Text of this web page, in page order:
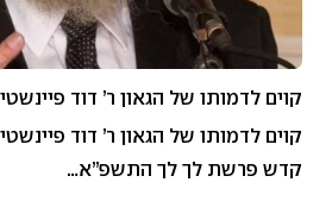
קוים לדמותו של הגאון ר’ דוד
קוים לדמותו של הגאון ר’ דוד
קדש פרשת לך לך התשפ”א…